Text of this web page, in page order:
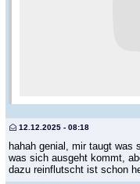
12.12.2025 - 08:18
hahah genial, mir taugt was
was sich ausgeht kommt,
dazu reinflutscht ist schon